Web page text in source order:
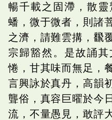
暢千載之固滯，散
蟠，微于微者，則諸
之濟，請難雲搆，飜
宗歸豁然。是故誦
惓，甘其味而無足，
言興詠於真丹，高韻
聾俗，真容巨曜於今
流，不量愚見，敢評